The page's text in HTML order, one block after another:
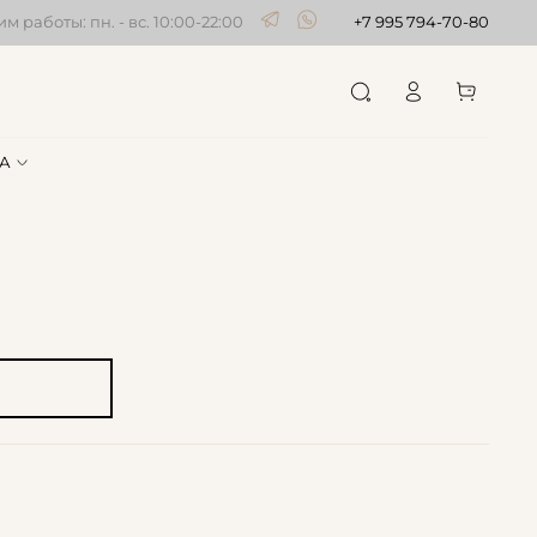
работы: пн. - вс. 10:00-22:00 +7 995 794-70-80